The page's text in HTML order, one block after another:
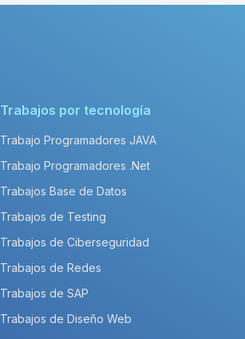
Trabajos por tecnología
Trabajo Programadores JAVA
Trabajo Programadores .Net
Trabajos Base de Datos
Trabajos de Testing
Trabajos de Ciberseguridad
Trabajos de Redes
Trabajos de SAP
Trabajos de Diseño Web